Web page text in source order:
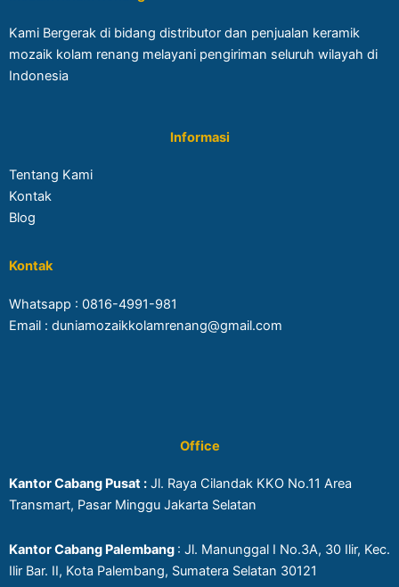
Kami Bergerak di bidang distributor dan penjualan keramik
mozaik kolam renang melayani pengiriman seluruh wilayah di
Indonesia
Informasi
Tentang Kami
Kontak
Blog
Kontak
Whatsapp : 0816-4991-981
Email : duniamozaikkolamrenang@gmail.com
Office
Kantor Cabang Pusat : Jl. Raya Cilandak KKO No.11 Area
Transmart, Pasar Minggu Jakarta Selatan
Kantor Cabang Palembang : Jl. Manunggal I No.3A, 30 Ilir, Kec.
Ilir Bar. II, Kota Palembang, Sumatera Selatan 30121